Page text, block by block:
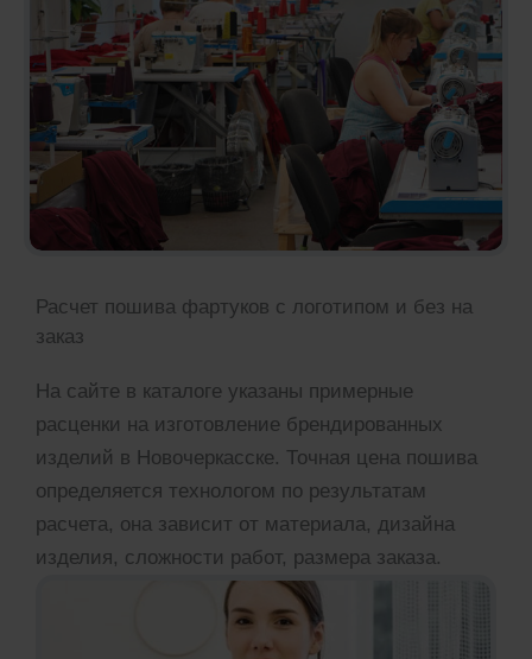
Расчет пошива фартуков с логотипом и без на
заказ
На сайте в каталоге указаны примерные
расценки на изготовление брендированных
изделий в Новочеркасске. Точная цена пошива
определяется технологом по результатам
расчета, она зависит от материала, дизайна
изделия, сложности работ, размера заказа.